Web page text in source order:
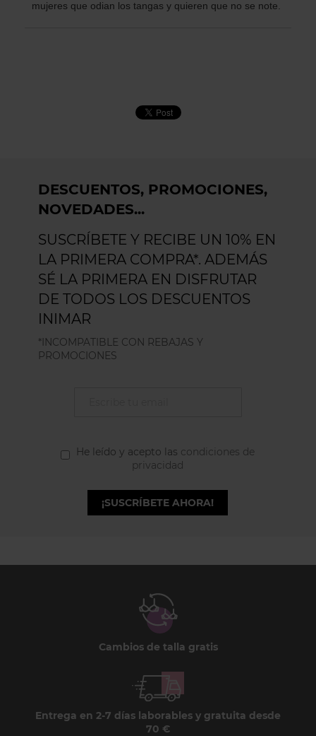
mujeres que odian los tangas y quieren que no se note.
DESCUENTOS, PROMOCIONES,
NOVEDADES...
SUSCRÍBETE Y RECIBE UN 10% EN
LA PRIMERA COMPRA*. ADEMÁS
SÉ LA PRIMERA EN DISFRUTAR
DE TODOS LOS DESCUENTOS
INIMAR
*INCOMPATIBLE CON REBAJAS Y
PROMOCIONES
He leído y acepto las condiciones de
privacidad
¡SUSCRÍBETE AHORA!
Cambios de talla gratis
Entrega en 2-7 días laborables y gratuita desde
70 €